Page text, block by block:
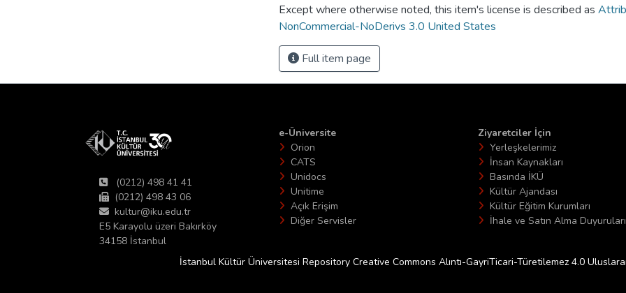
Except where otherwise noted, this item's license is described as
NonCommercial-NoDerivs 3.0 United States
Full item page
(0212) 498 41 41
(0212) 498 43 06
kultur@iku.edu.tr
E5 Karayolu üzeri Bakırköy
34158 İstanbul
e-Üniversite
Orion
CATS
Unidocs
Unitime
Açık Erişim
Diğer Servisler
Ziyaretciler İçin
Yerleşkelerimiz
İnsan Kaynakları
Basında İKÜ
Kültür Ajandası
Kültür Eğitim Kurumları
İhale ve Satın Alma Duyuruları
İstanbul Kültür Üniversitesi Repository Creative Commons Alıntı-GayriTicari-Türetilemez 4.0